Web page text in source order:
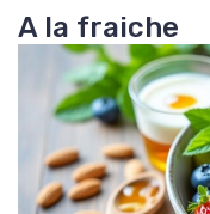
A la fraiche